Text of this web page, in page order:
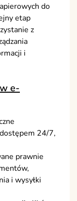
do
etap
z
i
e-
24/7,
prawnie
i wysyłki